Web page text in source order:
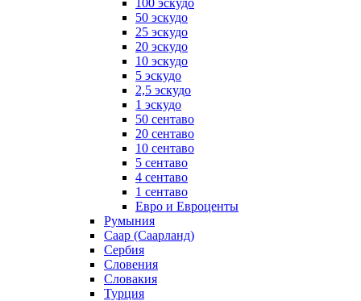
100 эскудо
50 эскудо
25 эскудо
20 эскудо
10 эскудо
5 эскудо
2,5 эскудо
1 эскудо
50 сентаво
20 сентаво
10 сентаво
5 сентаво
4 сентаво
1 сентаво
Евро и Евроценты
Румыния
Саар (Саарланд)
Сербия
Словения
Словакия
Турция